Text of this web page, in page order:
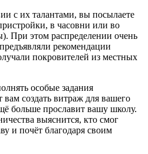
с их талантами, вы посылаете
в часовни или во
При этом распределении очень
рекомендации
покровителей из местных
особые задания
создать витраж для вашего
больше прославит вашу школу.
выяснится, кто смог
и почёт благодаря своим